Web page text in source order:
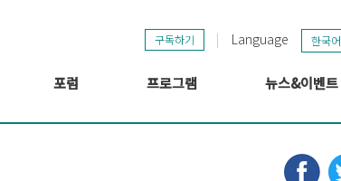
구독하기 Language 한국어
포럼 프로그램 뉴스&이벤트
타임라인